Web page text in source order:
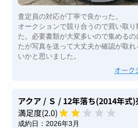
査定員の対応が丁寧で良かった。
オークションで競り合うので買い取
た。必要書類が大変多いので集める
たが写真を送って大丈夫か確認が取
いかと思いました。
オーク
アクア / Ｓ / 12年落ち(2014年式)
満足度(2.0)
成約日： 2026年3月